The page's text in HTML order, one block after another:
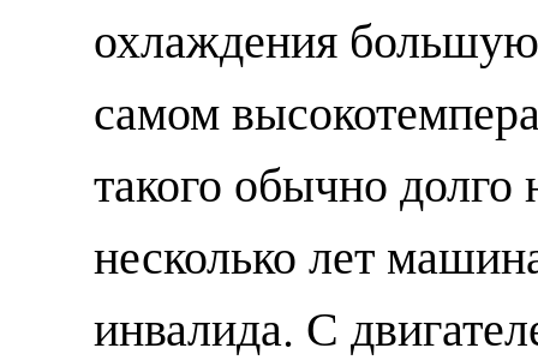
охлаждения большую
самом
такого обычно
несколько лет
инвалида. С